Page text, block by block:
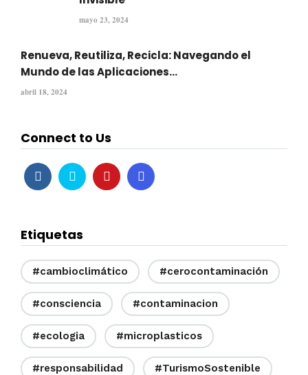
mayo 23, 2024
Renueva, Reutiliza, Recicla: Navegando el
Mundo de las Aplicaciones...
abril 18, 2024
Connect to Us
Etiquetas
#cambioclimático #cerocontaminación
#consciencia #contaminacion
#ecologia #microplasticos
#responsabilidad #TurismoSostenible